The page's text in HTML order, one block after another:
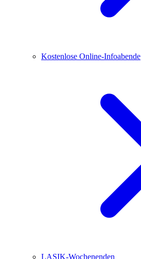
Kostenlose Online-Infoabende
LASIK-Wochenenden